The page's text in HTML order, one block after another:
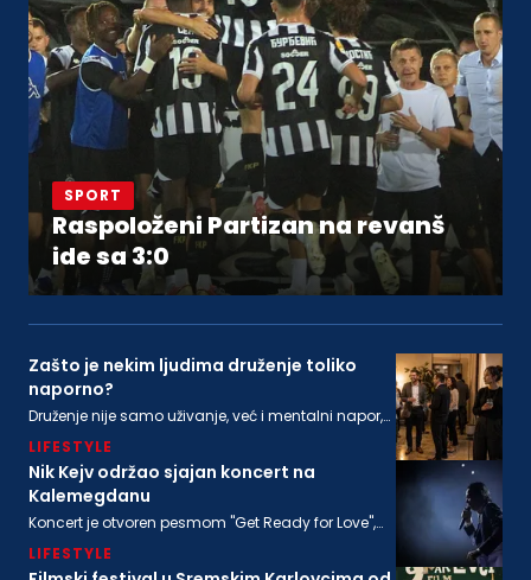
SPORT
Raspoloženi Partizan na revanš
ide sa 3:0
Zašto je nekim ljudima druženje toliko
naporno?
Druženje nije samo uživanje, već i mentalni napor,
odgovara svima podjednako
LIFESTYLE
Nik Kejv održao sjajan koncert na
Kalemegdanu
Koncert je otvoren pesmom "Get Ready for Love",
Long-Suffering" i naslovna numera sa poslednjeg
LIFESTYLE